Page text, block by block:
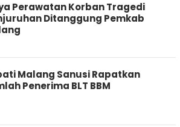
Perawatan Korban Tragedi
Ditanggung Pemkab
Malang Sanusi Rapatkan
Penerima BLT BBM